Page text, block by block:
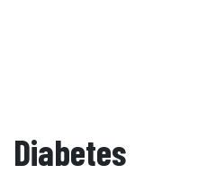
Diabetes